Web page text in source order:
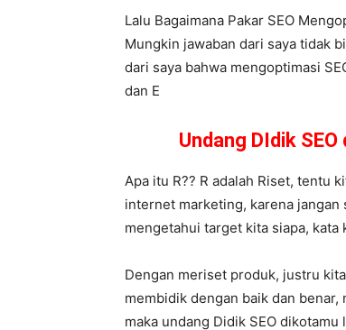
Lalu Bagaimana Pakar SEO
Mungkin jawaban dari saya tidak
dari saya bahwa mengoptimasi
dan E
Undang DIdik
Apa itu R?? R adalah Riset, tentu
internet marketing, karena
mengetahui target kita siapa,
Dengan meriset produk, justru
membidik dengan baik dan
maka undang Didik SEO